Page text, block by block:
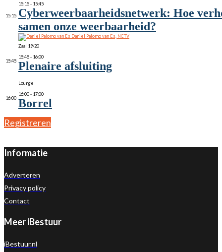
15:15
15:15 - 15:45
Cyberweerbaarheidsnetwerk: Hoe
samen onze weerbaarheid?
Daniel Palomo van Es, NCTV
15:45
Zaal 19/20
15:45 - 16:00
Plenaire afsluiting
16:00
Lounge
16:00 - 17:00
Borrel
Registreren
Informatie
Adverteren
Privacy policy
Contact
Meer iBestuur
iBestuur.nl